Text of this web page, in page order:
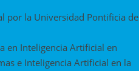
por la Universidad Pontificia de
en Inteligencia Artificial en
e Inteligencia Artificial en la